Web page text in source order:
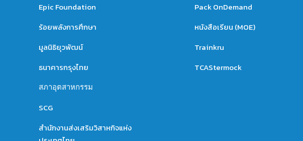
Epic Foundation
ร้อยพลังการศึกษา
มูลนิธิยุวพัฒน์
ธนาคารกรุงไทย
สภาอุตสาหกรรม
SCG
สำนักงานส่งเสริมวิสาหกิจแห่ง
Pack OnDemand
หนังสือเรียน (MOE)
Trainkru
TCAStermock